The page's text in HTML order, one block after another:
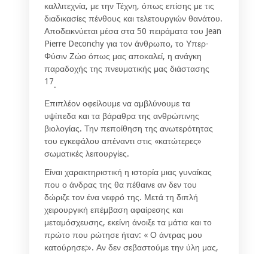
καλλιτεχνία, με την Τέχνη, όπως επίσης με τις
διαδικασίες πένθους και τελετουργιών θανάτου.
Αποδεικνύεται μέσα στα 50 πειράματα του Jean
Pierre Deconchy για τον άνθρωπο, το Υπερ-
Φύσιν Ζώο όπως μας αποκαλεί, η ανάγκη
παραδοχής της πνευματικής μας διάστασης
17.
Επιπλέον οφείλουμε να αμβλύνουμε τα
υψίπεδα και τα βάραθρα της ανθρώπινης
βιολογίας. Την πεποίθηση της ανωτερότητας
του εγκεφάλου απέναντι στις «κατώτερες»
σωματικές λειτουργίες.
Είναι χαρακτηριστική η ιστορία μιας γυναίκας
που ο άνδρας της θα πέθαινε αν δεν του
δώριζε τον ένα νεφρό της. Μετά τη διπλή
χειρουργική επέμβαση αφαίρεσης και
μεταμόσχευσης, εκείνη άνοιξε τα μάτια και το
πρώτο που ρώτησε ήταν: « Ο άντρας μου
κατούρησε;». Αν δεν σεβαστούμε την ύλη μας,